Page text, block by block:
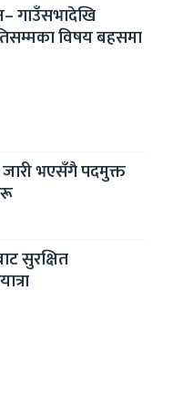
गाउँसभादेखि
विषय बहसमा
जारी भएसँगै पदमुक्त
सुरक्षित